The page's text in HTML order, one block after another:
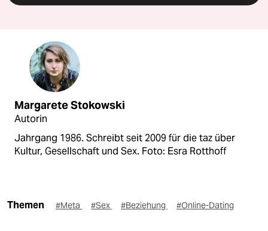
Margarete Stokowski
Autorin
Jahrgang 1986. Schreibt seit 2009 für die taz über
Kultur, Gesellschaft und Sex. Foto: Esra Rotthoff
Themen #Meta #Sex #Beziehung #Online-Dating